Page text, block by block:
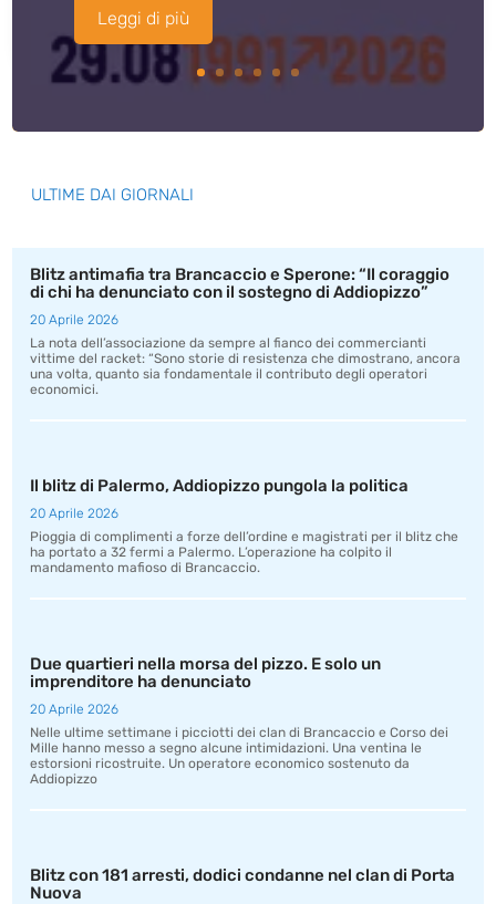
Leggi di più
ULTIME DAI GIORNALI
Blitz antimafia tra Brancaccio e Sperone: “Il coraggio
di chi ha denunciato con il sostegno di Addiopizzo”
20 Aprile 2026
La nota dell’associazione da sempre al fianco dei commercianti
vittime del racket: “Sono storie di resistenza che dimostrano, ancora
una volta, quanto sia fondamentale il contributo degli operatori
economici.
Il blitz di Palermo, Addiopizzo pungola la politica
20 Aprile 2026
Pioggia di complimenti a forze dell’ordine e magistrati per il blitz che
ha portato a 32 fermi a Palermo. L’operazione ha colpito il
mandamento mafioso di Brancaccio.
Due quartieri nella morsa del pizzo. E solo un
imprenditore ha denunciato
20 Aprile 2026
Nelle ultime settimane i picciotti dei clan di Brancaccio e Corso dei
Mille hanno messo a segno alcune intimidazioni. Una ventina le
estorsioni ricostruite. Un operatore economico sostenuto da
Addiopizzo
Blitz con 181 arresti, dodici condanne nel clan di Porta
Nuova